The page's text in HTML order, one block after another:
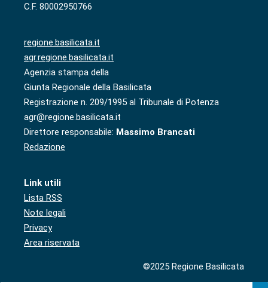
C.F. 80002950766
regione.basilicata.it
agr.regione.basilicata.it
Agenzia stampa della
Giunta Regionale della Basilicata
Registrazione n. 209/1995 al Tribunale di Potenza
agr@regione.basilicata.it
Direttore responsabile: Massimo Brancati
Redazione
Link utili
Lista RSS
Note legali
Privacy
Area riservata
©2025 Regione Basilicata